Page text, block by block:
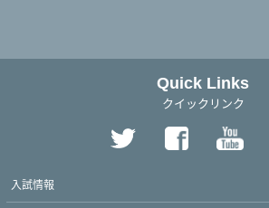
Quick Links
クイックリンク
入試情報